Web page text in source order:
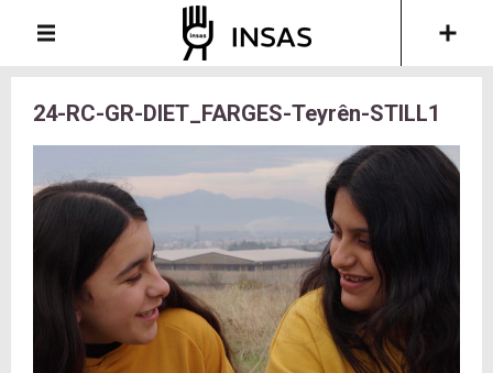
24-RC-GR-DIET_FARGES-Teyrên-STILL1